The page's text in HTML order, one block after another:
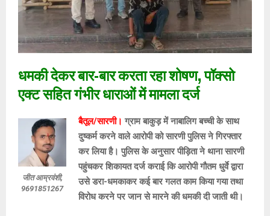
धमकी देकर बार-बार करता रहा शोषण, पॉक्सो
एक्ट सहित गंभीर धाराओं में मामला दर्ज
जीत आम्रवंशी,
9691851267
बैतूल/सारणी। ग्राम बाकुड़ में नाबालिग बच्ची के साथ
दुष्कर्म करने वाले आरोपी को सारणी पुलिस ने गिरफ्तार
कर लिया है। पुलिस के अनुसार पीड़िता ने थाना सारणी
पहुंचकर शिकायत दर्ज कराई कि आरोपी गौतम धुर्वे द्वारा
उसे डरा-धमकाकर कई बार गलत काम किया गया तथा
विरोध करने पर जान से मारने की धमकी दी जाती थी।